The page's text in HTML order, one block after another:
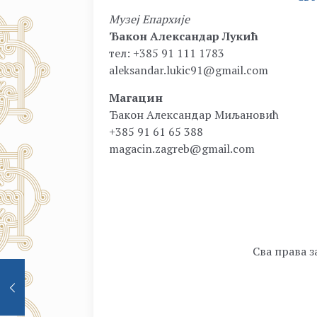
Музеј Епархије
Ђакон Александар Лукић
тел: +385 91 111 1783
aleksandar.lukic91@gmail.com
Магацин
Ђакон Александар Миљановић
+385 91 61 65 388
magacin.zagreb@gmail.com
Сва права